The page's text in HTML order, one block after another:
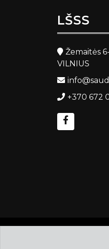
LŠSS
Žemaitės
VILNIUS
+370 672